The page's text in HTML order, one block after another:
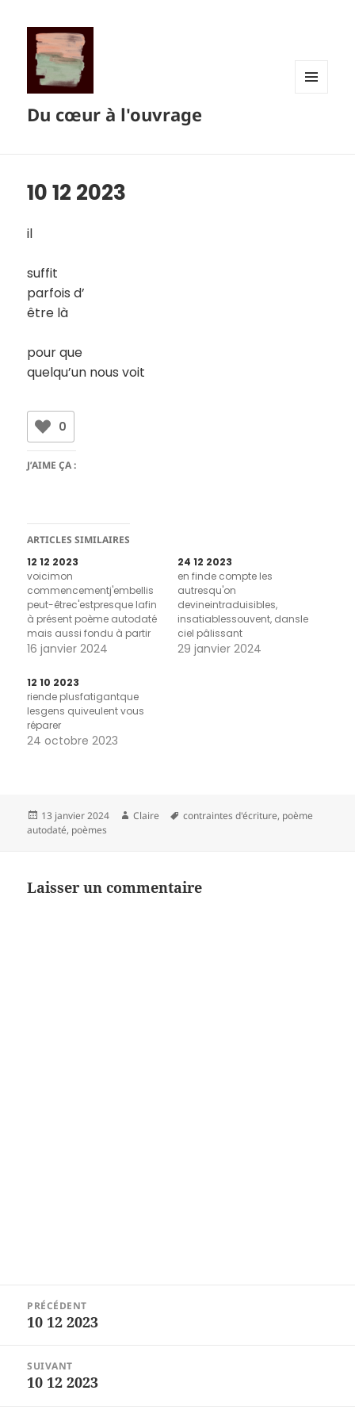
Du cœur à l'ouvrage
10 12 2023
il
suffit
parfois d’
être là
pour que
quelqu’un nous voit
0
J’AIME ÇA :
ARTICLES SIMILAIRES
12 12 2023
voicimon
commencementj'embellis
peut-êtrec'estpresque lafin
à présent poème autodaté
mais aussi fondu à partir
des pages 8 et 9 de Molloy
Éditions de Minuit,
1951/1982)
16 janvier 2024
24 12 2023
en finde compte les
autresqu'on
devineintraduisibles,
insatiablessouvent, dansle
ciel pâlissant
poème autodaté mais
29 janvier 2024
12 10 2023
riende plusfatigantque
lesgens quiveulent vous
réparer
24 octobre 2023
Publié
le
13 janvier 2024 Auteur
Claire
Mots-
contraintes d'écriture, poème
autodaté, poèmes
Laisser un commentaire
l’article
PRÉCÉDENT
Article
10 12 2023
SUIVANT
Article
10 12 2023